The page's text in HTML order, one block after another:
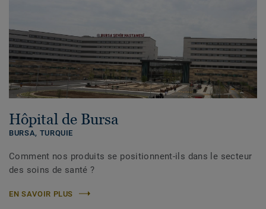
Hôpital de Bursa
BURSA, TURQUIE
Comment nos produits se positionnent-ils dans le secteur
des soins de santé ?
EN SAVOIR PLUS